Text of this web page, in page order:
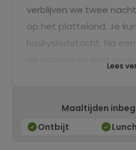
verblijven we twee
op het platteland. Je
huskysledetocht. Na
wandelen door het
Lees
Maaltijden
Ontbijt
Lunch